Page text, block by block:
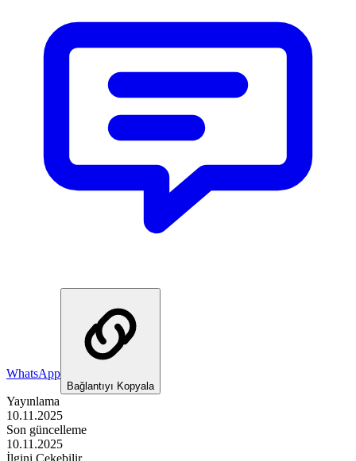
WhatsApp
Bağlantıyı Kopyala
Yayınlama
10.11.2025
Son güncelleme
10.11.2025
İlgini Çekebilir